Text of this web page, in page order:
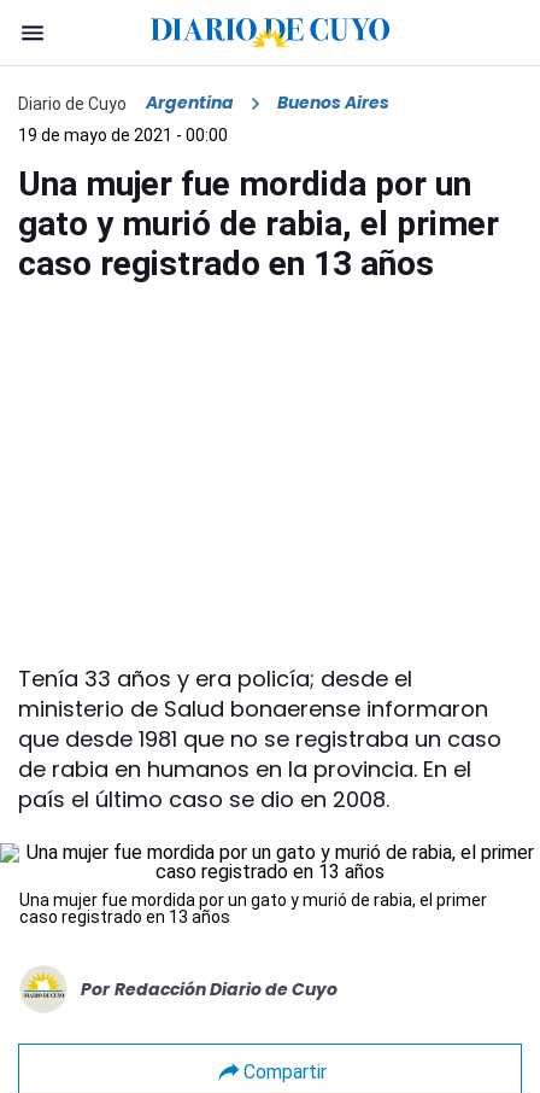
Diario de Cuyo Argentina Buenos Aires
19 de mayo de 2021 - 00:00
Una mujer fue mordida por un
gato y murió de rabia, el primer
caso registrado en 13 años
Tenía 33 años y era policía; desde el
ministerio de Salud bonaerense informaron
que desde 1981 que no se registraba un caso
de rabia en humanos en la provincia. En el
país el último caso se dio en 2008.
Una mujer fue mordida por un gato y murió de rabia, el primer
caso registrado en 13 años
Por Redacción Diario de Cuyo
Compartir